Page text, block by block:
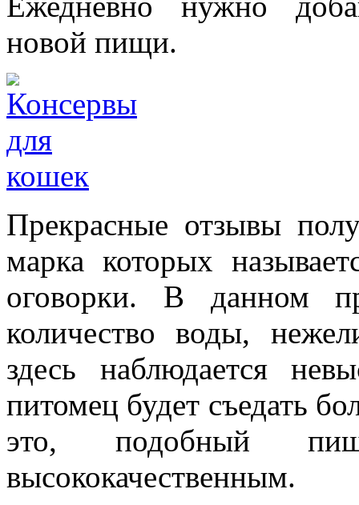
новой пищи.
Прекрасные отзывы
марка которых
оговорки. В данном
количество воды,
здесь наблюдается
питомец будет съедать
это, подобный
высококачественным.